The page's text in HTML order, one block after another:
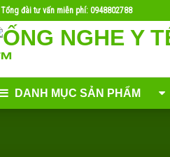
Tổng đài tư vấn miễn phí: 0948802788
DANH MỤC SẢN PHẨM